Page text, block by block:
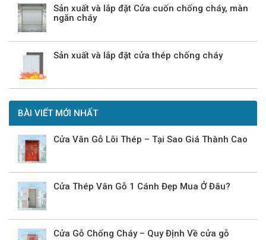
Sản xuất và lắp đặt Cửa cuốn chống cháy, màn
ngăn cháy
Sản xuất và lắp đặt cửa thép chống cháy
BÀI VIẾT MỚI NHẤT
Cửa Vân Gỗ Lõi Thép – Tại Sao Giá Thành Cao
Cửa Thép Vân Gỗ 1 Cánh Đẹp Mua Ở Đâu?
Cửa Gỗ Chống Cháy – Quy Định Về cửa gỗ